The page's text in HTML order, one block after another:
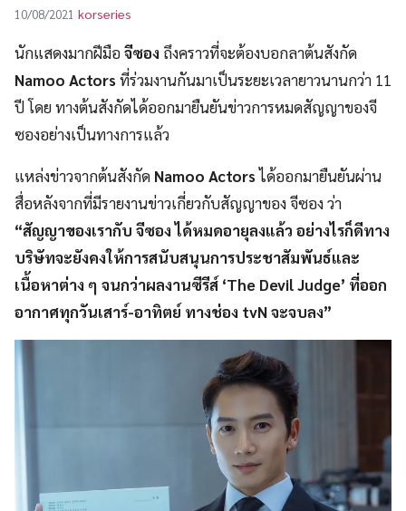
10/08/2021 korseries
นักแสดงมากฝีมือจีซอง ถึงคราวที่จะต้องบอกลาต้นสังกัด
Namoo Actorsที่ร่วมงานกันมาเป็นระยะเวลายาวนานกว่า 11
ปี โดย ทางต้นสังกัดได้ออกมายืนยันข่าวการหมดสัญญาของจี
ซองอย่างเป็นทางการแล้ว
แหล่งข่าวจากต้นสังกัด Namoo Actorsได้ออกมายืนยันผ่าน
สื่อหลังจากที่มีรายงานข่าวเกี่ยวกับสัญญาของ จีซอง ว่า
“สัญญาของเรากับ จีซอง ได้หมดอายุลงแล้ว อย่างไรก็ดีทาง
บริษัทจะยังคงให้การสนับสนุนการประชาสัมพันธ์และ
เนื้อหาต่าง ๆ จนกว่าผลงานซีรีส์ ‘The Devil Judge’ ที่ออก
อากาศทุกวันเสาร์-อาทิตย์ ทางช่อง tvN จะจบลง”